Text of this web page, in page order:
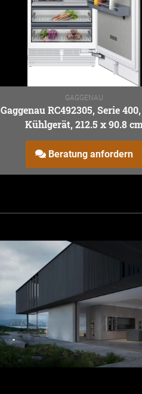
GAGGENAU
Gaggenau RC492305, Serie
Kühlgerät, 212.5 x 90.8
Beratung anfordern